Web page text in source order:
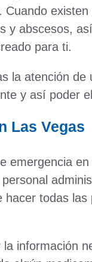
y abscesos,
para ti.
la atención
y así poder
Las Vegas
emergencia
todas
información